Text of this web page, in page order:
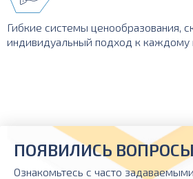
Гибкие системы ценообразования,
индивидуальный подход к каждому
ПОЯВИЛИСЬ
Ознакомьтесь с часто